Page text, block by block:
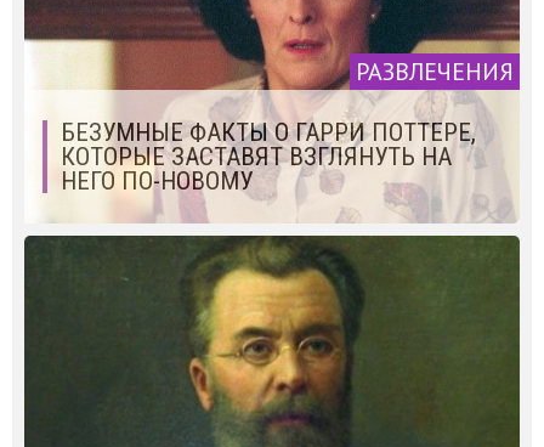
РАЗВЛЕЧЕНИЯ
БЕЗУМНЫЕ ФАКТЫ О ГАРРИ ПОТТЕРЕ,
КОТОРЫЕ ЗАСТАВЯТ ВЗГЛЯНУТЬ НА
НЕГО ПО-НОВОМУ